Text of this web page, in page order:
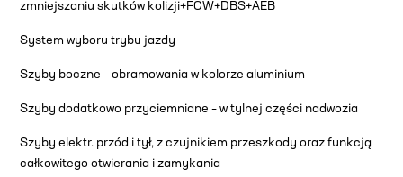
zmniejszaniu skutków kolizji+FCW+DBS+AEB
System wyboru trybu jazdy
Szyby boczne – obramowania w kolorze aluminium
Szyby dodatkowo przyciemniane – w tylnej części nadwozia
Szyby elektr. przód i tył, z czujnikiem przeszkody oraz funkcją
całkowitego otwierania i zamykania